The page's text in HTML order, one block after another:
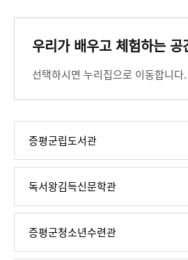
우리가 배우고 체험하는 공
선택하시면 누리집으로 이동합니다.
증평군립도서관
독서왕김득신문학관
증평군청소년수련관